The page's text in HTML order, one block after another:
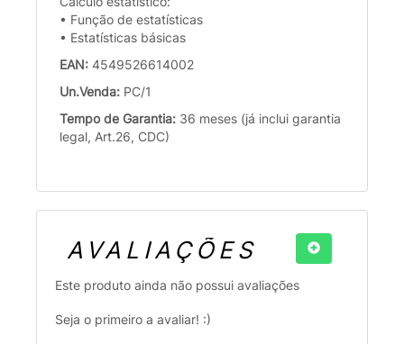
• Função de estatísticas
• Estatísticas básicas
EAN: 4549526614002
Un.Venda: PC/1
Tempo de Garantia: 36 meses (já inclui garantia
legal, Art.26, CDC)
AVALIAÇÕES
Este produto ainda não possui avaliações
Seja o primeiro a avaliar! :)